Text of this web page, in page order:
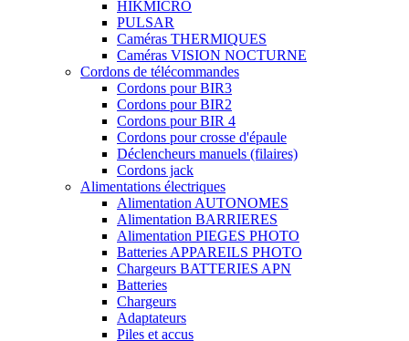
HIKMICRO
PULSAR
Caméras THERMIQUES
Caméras VISION NOCTURNE
Cordons de télécommandes
Cordons pour BIR3
Cordons pour BIR2
Cordons pour BIR 4
Cordons pour crosse d'épaule
Déclencheurs manuels (filaires)
Cordons jack
Alimentations électriques
Alimentation AUTONOMES
Alimentation BARRIERES
Alimentation PIEGES PHOTO
Batteries APPAREILS PHOTO
Chargeurs BATTERIES APN
Batteries
Chargeurs
Adaptateurs
Piles et accus